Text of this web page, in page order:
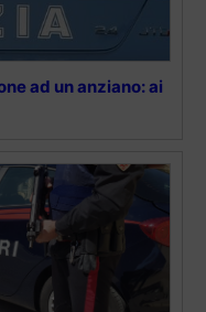
ad un anziano: ai